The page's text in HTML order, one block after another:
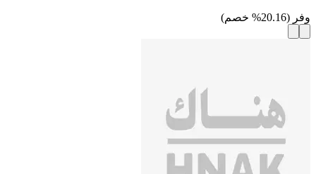
وفر (
20.16
% خصم)